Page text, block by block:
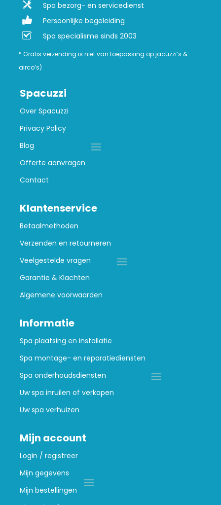
Spa bezorg- en servicedienst
Persoonlijke begeleiding
Spa specialisme sinds 2003
* Gratis verzending is niet van toepassing op jacuzzi’s &
airco’s)
Spacuzzi
Over Spacuzzi
Privacy Policy
Blog
Offerte aanvragen
Contact
Klantenservice
Betaalmethoden
Verzenden en retourneren
Veelgestelde vragen
Garantie & Klachten
Algemene voorwaarden
Informatie
Spa plaatsing en installatie
Spa montage- en reparatiediensten
Spa onderhoudsdiensten
Uw spa inruilen of verkopen
Uw spa verhuizen
Mijn account
Login / registreer
Mijn gegevens
Mijn bestellingen